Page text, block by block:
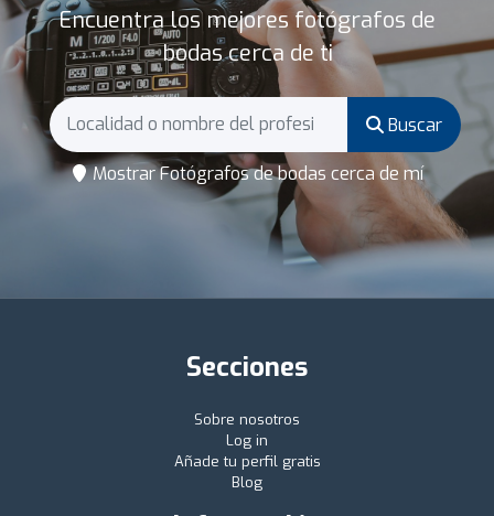
Encuentra los mejores fotógrafos de
bodas cerca de ti
Buscar
Mostrar Fotógrafos de bodas cerca de mí
Secciones
Sobre nosotros
Log in
Añade tu perfil gratis
Blog